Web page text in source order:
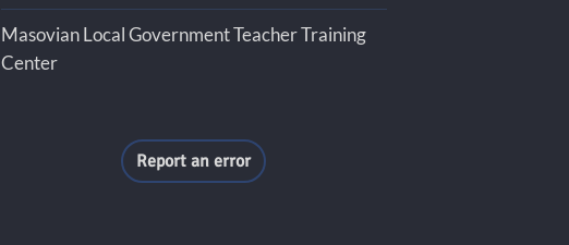
Masovian Local Government Teacher Training
Center
Report an error